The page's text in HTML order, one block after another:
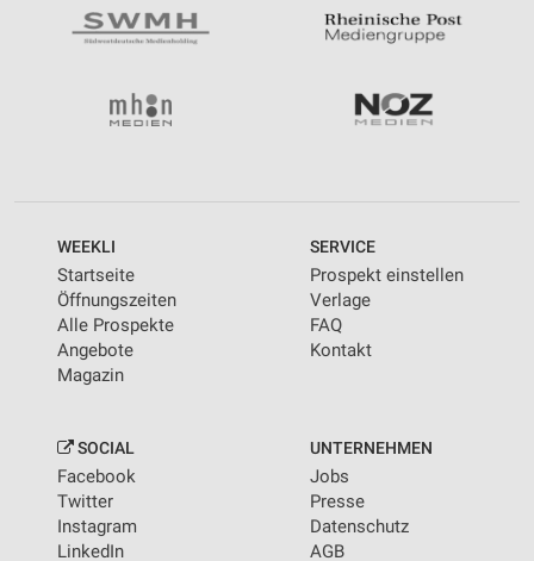
WEEKLI
Startseite
Öffnungszeiten
Alle Prospekte
Angebote
Magazin
SERVICE
Prospekt einstellen
Verlage
FAQ
Kontakt
SOCIAL
Facebook
Twitter
Instagram
LinkedIn
UNTERNEHMEN
Jobs
Presse
Datenschutz
AGB